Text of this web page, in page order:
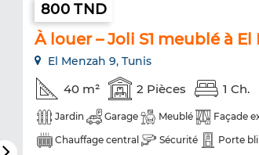
800 TND
À louer – Joli S1 meublé à El
El Menzah 9, Tunis
40 m² 2 Pièces 1 Ch.
Jardin Garage Meublé Façade
Chauffage central
Sécurité Porte